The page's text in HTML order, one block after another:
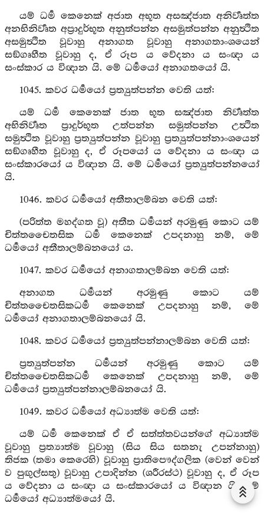
යම් ධර්‍ම කෙනෙක් අජාත අභූත අසඤ්ජාත අනිර්‍වෘත්ත
අනභිනිර්‍වෘත අප්‍රාදුර්භූත අනුත්පන්න අසමුත්පන්න අනුත්‍ථිත
අසමුත්‍ථිත වූවාහු අනාගත වූවාහු අනාගතාංශයෙන්
සඞ්ගෘහීත වූවාහු ද, ඒ රූප ය වේදනා ය සංඥා ය
සංස්කාර ය විඥාන යි. මේ ධර්‍මයෝ අනාගතයෝ යි.
1045. කවර ධර්‍මයෝ ප්‍රත්‍යුත්පන්න වෙති යත්:
යම් ධර්‍ම කෙනෙක් ජාත භූත සඤ්ජාත නිර්‍වෘත්ත
අභිනිර්‍වෘත ප්‍රාදුර්භූත උත්පන්න සමුත්පන්න උත්‍ථිත
සමුත්‍ථිත වූවාහු ප්‍රත්‍යුත්පන්න වූවාහු ප්‍රත්‍යුත්පන්නාංශයෙන්
සඞ්ගෘහීත වූවාහු ද, ඒ රූපයෝ ය වේදනා ය සංඥා ය
සංස්කාරයෝ ය විඥාන යි. මේ ධර්‍මයෝ ප්‍රත්‍යුත්පන්නයෝ
යි.
1046. කවර ධර්‍මයෝ අතීතාලම්බන වෙති යත්:
(පරිත්ත මහද්ගත වූ) අතීත ධර්‍මයන් අරමුණු කොට යම්
චිත්තචෛතසික ධර්‍ම කෙනෙක් උපදනාහු නම්, මේ
ධර්‍මයෝ අතීතාලම්බනයෝ ය.
1047. කවර ධර්‍මයෝ අනාගතාලම්බන වෙති යත්:
අනාගත ධර්‍මයන් අරමුණු කොට යම්
චිත්තචෛතසිකධර්‍ම කෙනෙක් උපදනාහු නම්, මේ
ධර්‍මයෝ අනාගතාලම්බනයෝ යි.
1048. කවර ධර්‍මයෝ ප්‍රත්‍යුත්පන්නාලම්බන වෙති යත්:
ප්‍රත්‍යුත්පන්න ධර්‍මයන් අරමුණු කොට යම්
චිත්තචෛතසිකධර්‍ම කෙනෙක් උපදනාහු නම්, මේ
ධර්‍මයෝ ප්‍රත්‍යුත්පන්නාලම්බනයෝ යි.
1049. කවර ධර්‍මයෝ අධ්‍යාත්ම වෙති යත්:
යම් ධර්‍ම කෙනෙක් ඒ ඒ සත්ත්තවයන්ගේ අධ්‍යාත්ම
වූවාහු ප්‍රත්‍යාත්ම වූවාහු (සිය සිය සතනැ උපන්නාහු)
තිජක (තමා කෙරෙහි) වූවාහු ප්‍රාතිපෞද්ගලික (වෙන් වෙන්
ව පුඟුල්සතු) වූවාහු උපාදින්න (ශරීරස්ථ) වූවාහු ද, ඒ රූප
ය වේදනා ය සංඥා ය සංස්කාරයෝ ය විඥාන යි. මේ
ධර්‍මයෝ අධ්‍යාත්මයෝ යි.